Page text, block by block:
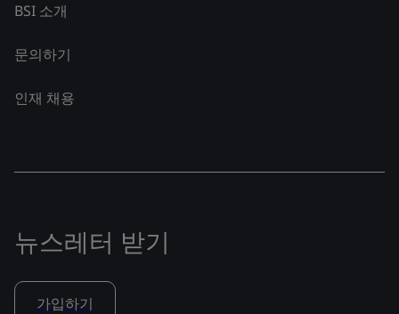
BSI 소개
문의하기
인재 채용
뉴스레터 받기
가입하기